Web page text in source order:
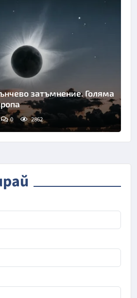
затъмнение. Голяма
0 2862